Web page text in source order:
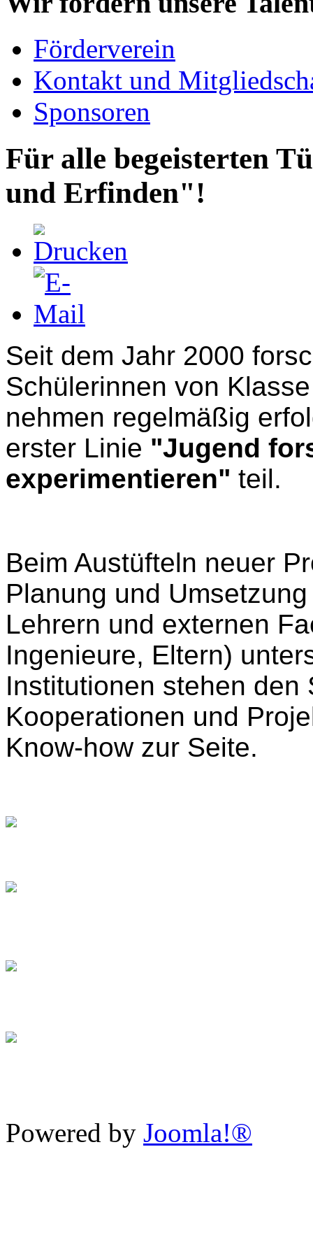
Förderverein
Kontakt und
Sponsoren
Für alle begeisterten
und Erfinden"!
Seit dem Jahr 2000
Schülerinnen von
nehmen regelmäßig
erster Linie "Jugend
experimentieren" teil.
Beim Austüfteln neuer
Planung und
Lehrern und externen
Ingenieure, Eltern)
Institutionen stehen den
Kooperationen und
Know-how zur Seite.
Powered by Joomla!®